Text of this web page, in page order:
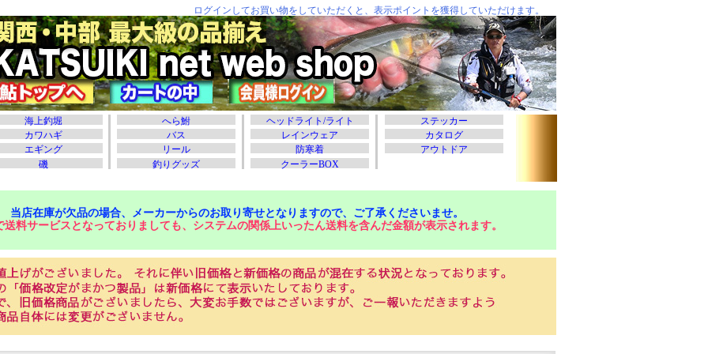
当店在庫が欠品の場合、メーカーからのお取り寄せとなりますので、ご了承くださいませ。
送料サービスとなっておりましても、システムの関係上いったん送料を含んだ金額が表示されます。